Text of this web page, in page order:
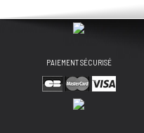
PAIEMENT SÉCURISÉ